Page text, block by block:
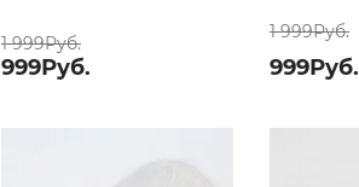
1 999Руб.
999Руб.
1 999Руб.
999Руб.